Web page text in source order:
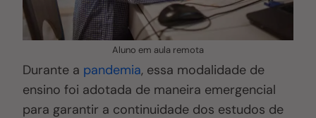
Aluno em aula remota
Durante a pandemia, essa modalidade de
ensino foi adotada de maneira emergencial
para garantir a continuidade dos estudos de